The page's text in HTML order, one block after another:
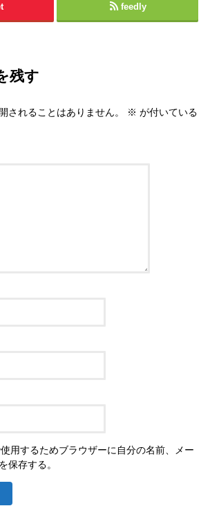
feedly
残す
されることはありません。 ※ が付いている
用するためブラウザーに自分の名前、メー
保存する。